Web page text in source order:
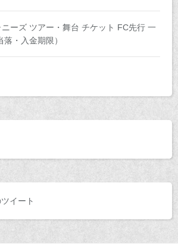
ニーズ ツアー・舞台 チケット FC先行 一
・入金期限）
イート